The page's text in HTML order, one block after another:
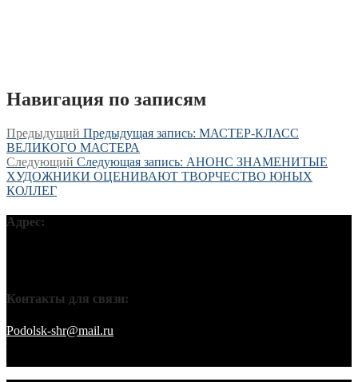
Навигация по записям
Предыдущий Предыдущая запись: МАСТЕР-КЛАСС
ВЕЛИКОГО МАСТЕРА
Следующий Следующая запись: АНОНС ЗНАМЕНИТЫЕ
ХУДОЖНИКИ ОЦЕНИВАЮТ ТВОРЧЕСТВО ЮНЫХ
КОЛЛЕГ
Адрес:
Контакты для связи:
Podolsk-shr@mail.ru